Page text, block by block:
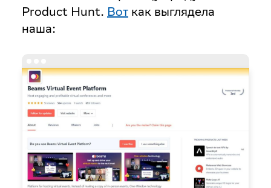
Product Hunt. Вот как выглядела
наша: